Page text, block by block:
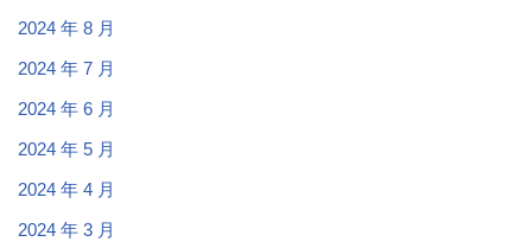
2024 年 8 月
2024 年 7 月
2024 年 6 月
2024 年 5 月
2024 年 4 月
2024 年 3 月